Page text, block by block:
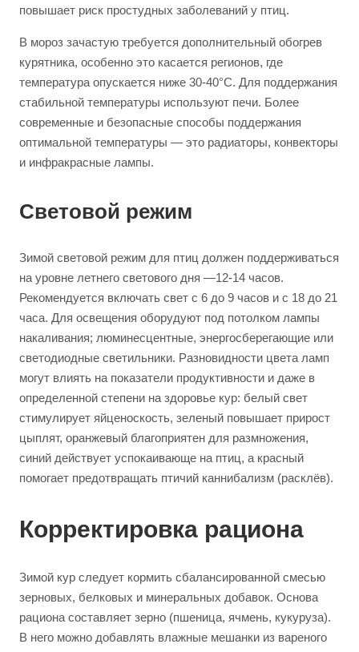
повышает риск простудных заболеваний у птиц.
В мороз зачастую требуется дополнительный обогрев
курятника, особенно это касается регионов, где
температура опускается ниже 30-40°С. Для поддержания
стабильной температуры используют печи. Более
современные и безопасные способы поддержания
оптимальной температуры — это радиаторы, конвекторы
и инфракрасные лампы.
Световой режим
Зимой световой режим для птиц должен поддерживаться
на уровне летнего светового дня —12-14 часов.
Рекомендуется включать свет с 6 до 9 часов и с 18 до 21
часа. Для освещения оборудуют под потолком лампы
накаливания; люминесцентные, энергосберегающие или
светодиодные светильники. Разновидности цвета ламп
могут влиять на показатели продуктивности и даже в
определенной степени на здоровье кур: белый свет
стимулирует яйценоскость, зеленый повышает прирост
цыплят, оранжевый благоприятен для размножения,
синий действует успокаивающе на птиц, а красный
помогает предотвращать птичий каннибализм (расклёв).
Корректировка рациона
Зимой кур следует кормить сбалансированной смесью
зерновых, белковых и минеральных добавок. Основа
рациона составляет зерно (пшеница, ячмень, кукуруза).
В него можно добавлять влажные мешанки из вареного